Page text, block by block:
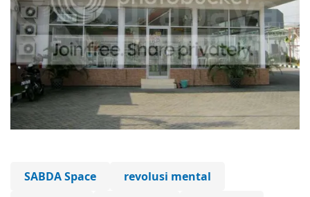
SABDA Space
revolusi mental